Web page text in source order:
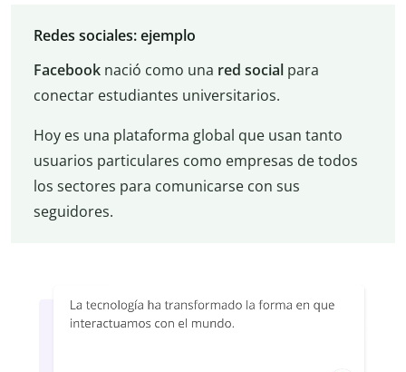
Redes sociales: ejemplo
Facebooknació como una red socialpara
conectar estudiantes universitarios.
Hoy es una plataforma global que usan tanto
usuarios particulares como empresas de todos
los sectores para comunicarse con sus
seguidores.